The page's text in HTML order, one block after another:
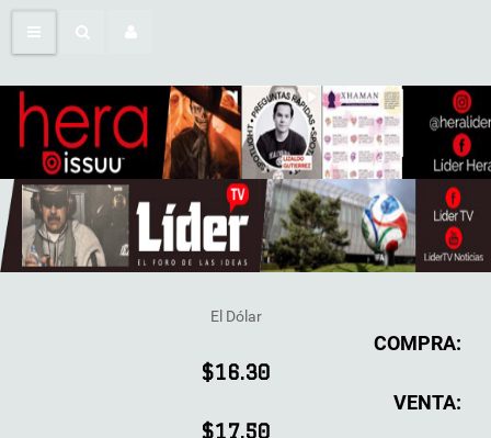
El Dólar
COMPRA:
$16.30
VENTA:
$17.50